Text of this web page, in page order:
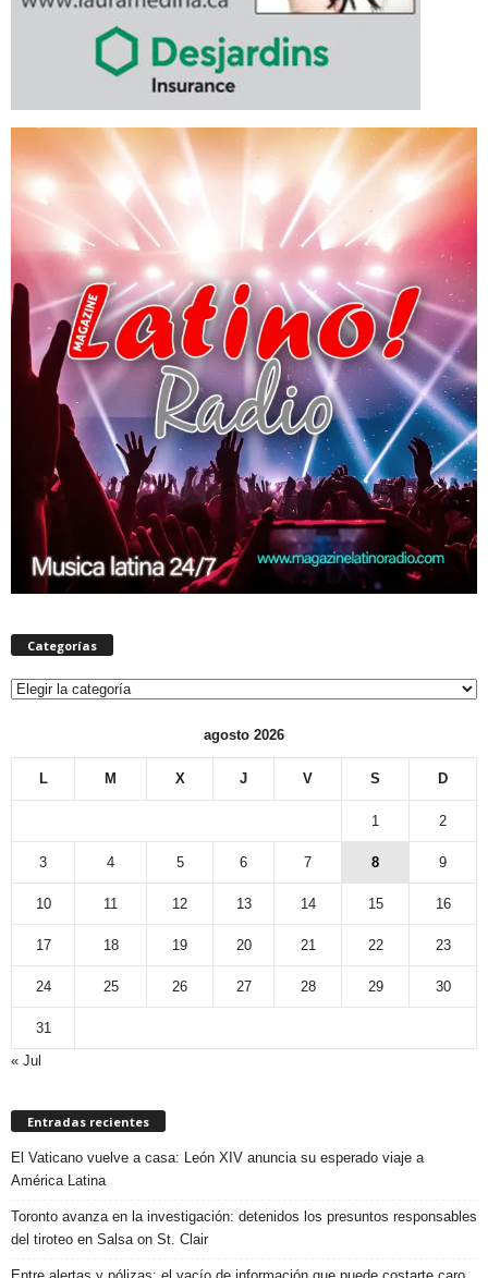
Categorías
Categorías
agosto 2026
L M X J V S D
1 2
3 4 5 6 7 8 9
10 11 12 13 14 15 16
17 18 19 20 21 22 23
24 25 26 27 28 29 30
31
« Jul
Entradas recientes
El Vaticano vuelve a casa: León XIV anuncia su esperado viaje a
América Latina
Toronto avanza en la investigación: detenidos los presuntos responsables
del tiroteo en Salsa on St. Clair